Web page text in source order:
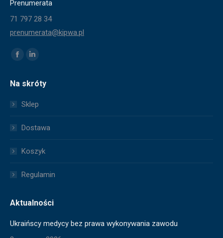
Prenumerata
71 797 28 34
prenumerata@kipwa.pl
Znajdź nas na:
Facebook
opens
window
opens
window
Na skróty
Sklep
Dostawa
Koszyk
Regulamin
Aktualności
Ukraińscy medycy bez prawa wykonywania zawodu